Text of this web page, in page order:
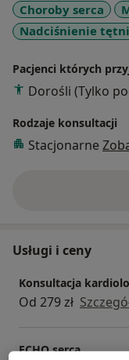
Choroby serca
Nadciśnienie
Pacjenci których
Dorośli (Tylko
Rodzaje konsultacji
Stacjonarne
Usługi i ceny
Konsultacja
Od 279 zł
ECHO serca